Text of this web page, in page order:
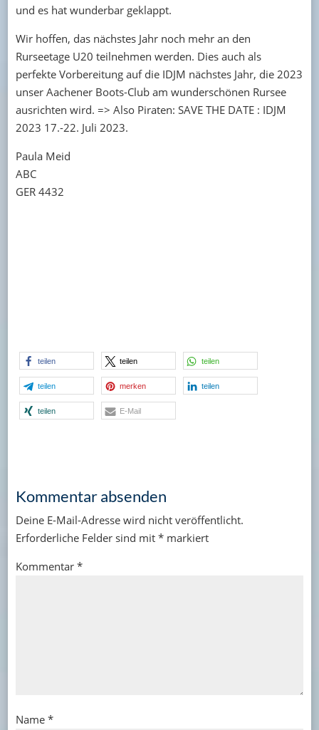
und es hat wunderbar geklappt.
Wir hoffen, das nächstes Jahr noch mehr an den
Rurseetage U20 teilnehmen werden. Dies auch als
perfekte Vorbereitung auf die IDJM nächstes Jahr, die 2023
unser Aachener Boots-Club am wunderschönen Rursee
ausrichten wird. => Also Piraten: SAVE THE DATE : IDJM
2023 17.-22. Juli 2023.
Paula Meid
ABC
GER 4432
teilen teilen teilen
teilen merken teilen
teilen E-Mail
Kommentar absenden
Deine E-Mail-Adresse wird nicht veröffentlicht.
Erforderliche Felder sind mit *markiert
Kommentar *
Name *